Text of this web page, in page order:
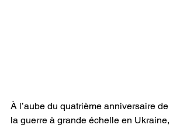
À l’aube du quatrième anniversaire de
la guerre à grande échelle en Ukraine,